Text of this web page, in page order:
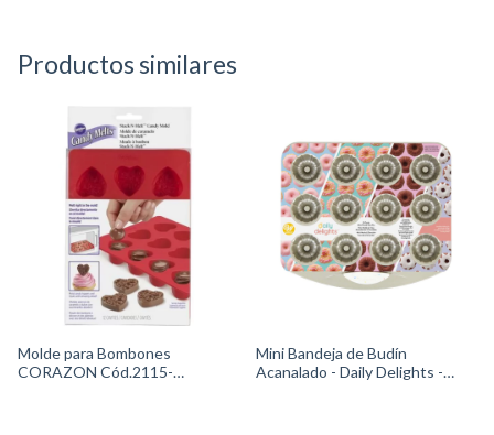
Productos similares
Molde para Bombones
CORAZON Cód.2115-
Mini Bandeja de Budín
Acanalado - Daily Delights -